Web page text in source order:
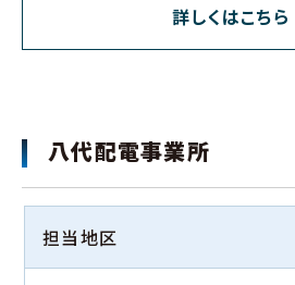
詳しくはこちら
八代配電事業所
担当地区